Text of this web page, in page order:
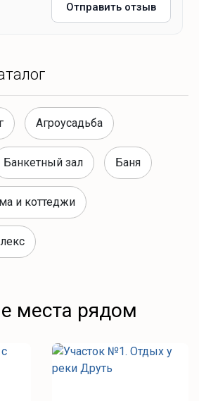
Отправить отзыв
Агроусадьба
Банкетный зал Баня
и коттеджи
места рядом